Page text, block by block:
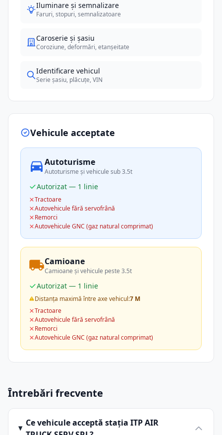
Iluminare și semnalizare
Faruri, stopuri, semnalizatoare
Caroserie și șasiu
Coroziune, deformări, etanșeitate
Identificare vehicul
Serie șasiu, plăcuțe, VIN
Vehicule acceptate
Autoturisme
Autoturisme și vehicule sub 3.5t
Autorizat — 1 linie
Tractoare
Autovehicule fără servofrână
Remorci
Autovehicule GNC (gaz natural comprimat)
Camioane
Camioane și vehicule peste 3.5t
Autorizat — 1 linie
Distanța maximă între axe vehicul:7 M
Tractoare
Autovehicule fără servofrână
Remorci
Autovehicule GNC (gaz natural comprimat)
Întrebări frecvente
Ce vehicule acceptă stația ITP AIR